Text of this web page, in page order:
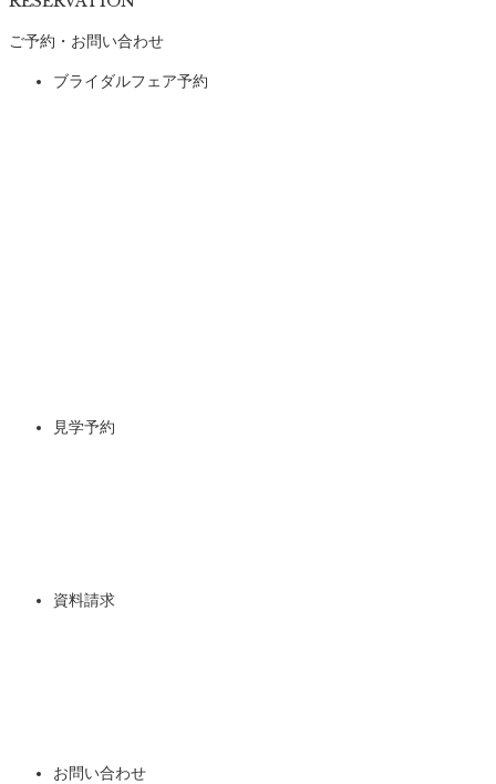
ご予約・お問い合わせ
ブライダルフェア予約
見学予約
資料請求
お問い合わせ